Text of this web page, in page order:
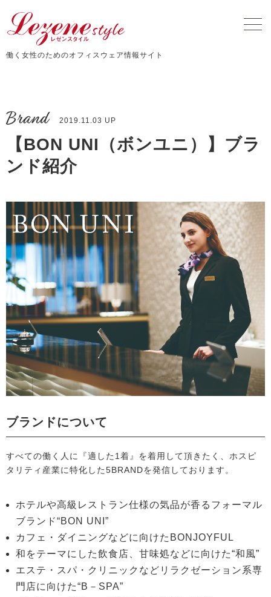
働く女性のためのオフィスウェア情報サイト
Brand 2019.11.03 UP
【BON UNI（ボンユニ）】ブラ
ンド紹介
ブランドについて
すべての働く人に『適した1着』を着用して頂きたく、ホスピ
タリティ産業に特化した5BRANDを発信しております。
ホテルや高級レストラン仕様の気品が香るフォーマル
ブランド“BON UNI”
カフェ・ダイニングなどに向けたBONJOYFUL
和をテーマにした飲食店、甘味処などに向けた“和風”
エステ・スパ・クリニックなどリラクゼーション系専
門店に向けた“B－SPA”